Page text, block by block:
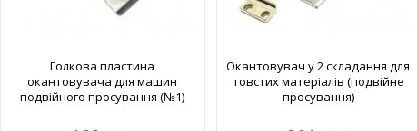
Голкова пластина
окантовувача для машин
подвійного просування (№1)
Окантовувач у 2 складання для
товстих матеріалів (подвійне
просування)